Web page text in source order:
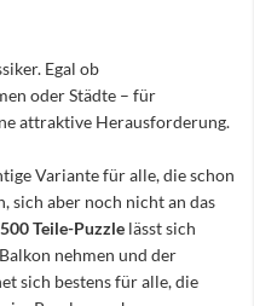
Egal ob
oder Städte – für
attraktive Herausforderung.
Variante für alle, die schon
sich aber noch nicht an das
500 Teile-Puzzle lässt sich
nehmen und der
sich bestens für alle, die